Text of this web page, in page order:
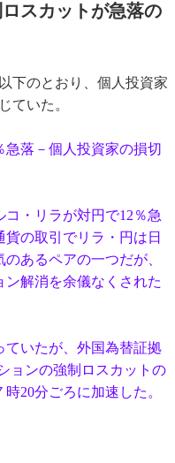
スカットが急落の
下のとおり、個人投資家
ていた。
急落－個人投資家の損切
・リラが対円で12％急
の取引でリラ・円は日
あるペアの一つだが、
解消を余儀なくされた
ていたが、外国為替証拠
ョンの強制ロスカットの
20分ごろに加速した。